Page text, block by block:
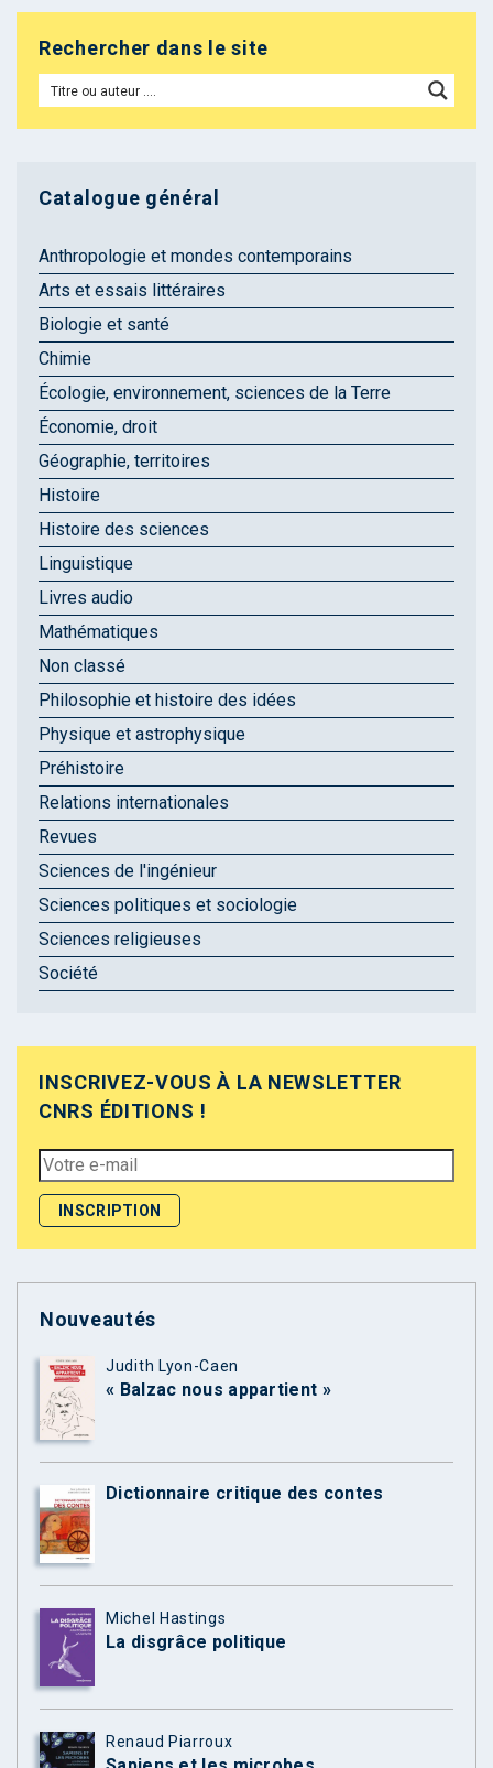
Rechercher dans le site
Catalogue général
Anthropologie et mondes contemporains
Arts et essais littéraires
Biologie et santé
Chimie
Écologie, environnement, sciences de la Terre
Économie, droit
Géographie, territoires
Histoire
Histoire des sciences
Linguistique
Livres audio
Mathématiques
Non classé
Philosophie et histoire des idées
Physique et astrophysique
Préhistoire
Relations internationales
Revues
Sciences de l'ingénieur
Sciences politiques et sociologie
Sciences religieuses
Société
INSCRIVEZ-VOUS À LA NEWSLETTER
CNRS ÉDITIONS !
Nouveautés
Judith Lyon-Caen
« Balzac nous appartient »
Dictionnaire critique des contes
Michel Hastings
La disgrâce politique
Renaud Piarroux